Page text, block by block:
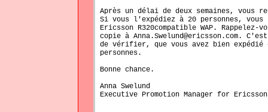
Après un délai de deux semaines, vous
Si vous l'expédiez à 20 personnes, vous
Ericsson R320compatible WAP. Rappelez-
copie à Anna.Swelund@ericsson.com.
de vérifier, que vous avez bien expédié
personnes.
Bonne chance.
Anna Swelund
Executive Promotion Manager for